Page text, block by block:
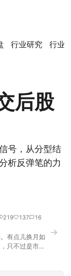
行业研究 行业
后股
号，从分型结
析反弹笔的力
219 137 16
有点儿换月如
只不过是市场
→